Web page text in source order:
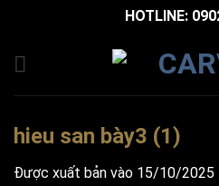
nội
HOTLINE:
hieu san bày3 (1)
Được xuất bản vào 15/10/2025